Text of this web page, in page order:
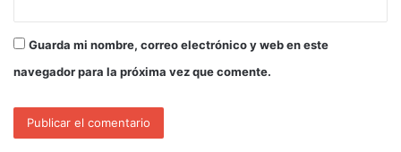
Guarda mi nombre, correo electrónico y web en este
navegador para la próxima vez que comente.